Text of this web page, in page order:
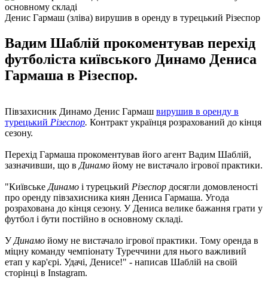
Денис Гармаш (зліва) вирушив в оренду в турецький Різеспор
Вадим Шаблій прокоментував перехід
футболіста київського Динамо Дениса
Гармаша в Різеспор.
Півзахисник Динамо Денис Гармаш вирушив в оренду в
турецький Різеспор. Контракт українця розрахований до кінця
сезону.
Перехід Гармаша прокоментував його агент Вадим Шаблій,
зазначивши, що в Динамо йому не вистачало ігрової практики.
"Київське Динамо і турецький Різеспор досягли домовленості
про оренду півзахисника киян Дениса Гармаша. Угода
розрахована до кінця сезону. У Дениса велике бажання грати у
футбол і бути постійно в основному складі.
У Динамо йому не вистачало ігрової практики. Тому оренда в
міцну команду чемпіонату Туреччини для нього важливий
етап у кар'єрі. Удачі, Денисе!" - написав Шаблій на своїй
сторінці в Instagram.